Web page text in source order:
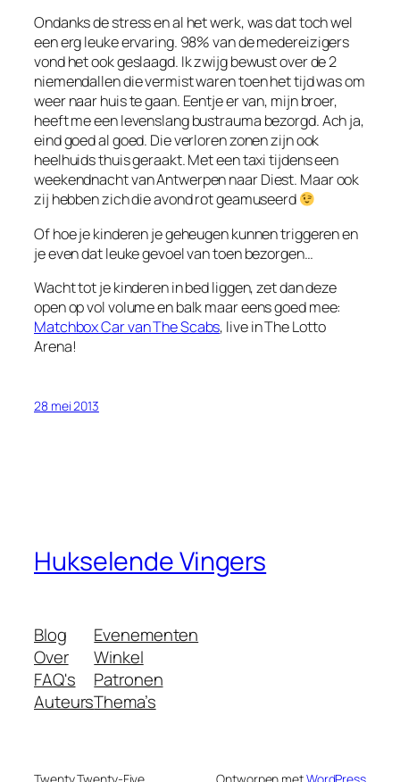
Ondanks de stress en al het werk, was dat toch wel
een erg leuke ervaring. 98% van de medereizigers
vond het ook geslaagd. Ik zwijg bewust over de 2
niemendallen die vermist waren toen het tijd was om
weer naar huis te gaan. Eentje er van, mijn broer,
heeft me een levenslang bustrauma bezorgd. Ach ja,
eind goed al goed. Die verloren zonen zijn ook
heelhuids thuis geraakt. Met een taxi tijdens een
weekendnacht van Antwerpen naar Diest. Maar ook
zij hebben zich die avond rot geamuseerd
Of hoe je kinderen je geheugen kunnen triggeren en
je even dat leuke gevoel van toen bezorgen…
Wacht tot je kinderen in bed liggen, zet dan deze
open op vol volume en balk maar eens goed mee:
Matchbox Car van The Scabs, live in The Lotto
Arena!
28 mei 2013
Hukselende Vingers
Blog
Over
FAQ's
Auteurs
Evenementen
Winkel
Patronen
Thema’s